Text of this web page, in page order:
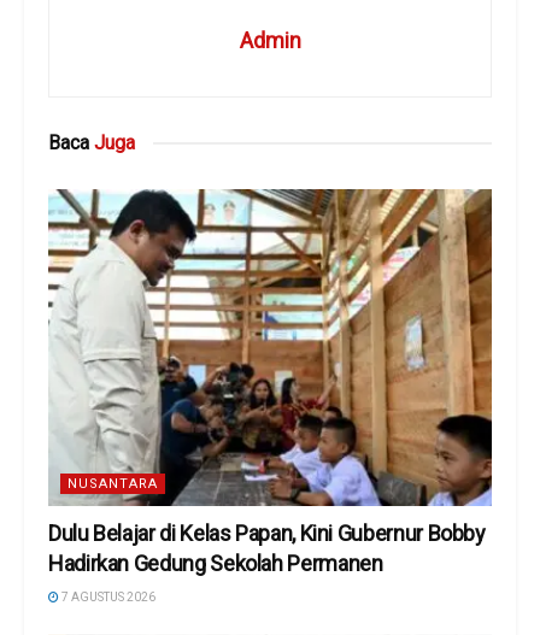
Admin
Baca Juga
NUSANTARA
Dulu Belajar di Kelas Papan, Kini Gubernur Bobby
Hadirkan Gedung Sekolah Permanen
7 AGUSTUS 2026